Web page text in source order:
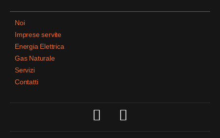
Noi
Imprese servite
Energia Elettrica
Gas Naturale
Servizi
Contatti